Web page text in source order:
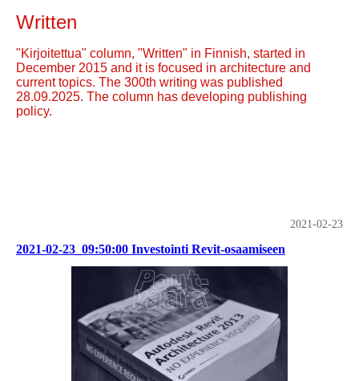
Written
"Kirjoitettua" column, "Written" in Finnish, started in
December 2015 and it is focused in architecture and
current topics. The 300th writing was published
28.09.2025. The column has developing publishing
policy.
2021-02-23
2021-02-23_09:50:00 Investointi Revit-osaamiseen